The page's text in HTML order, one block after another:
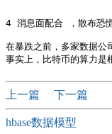
4 消息面配合 ，散布恐
在暴跌之前，多家数据公
上一篇 下一篇
hbase数据模型